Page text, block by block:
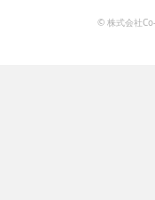
© 株式会社